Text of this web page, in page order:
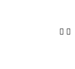
 